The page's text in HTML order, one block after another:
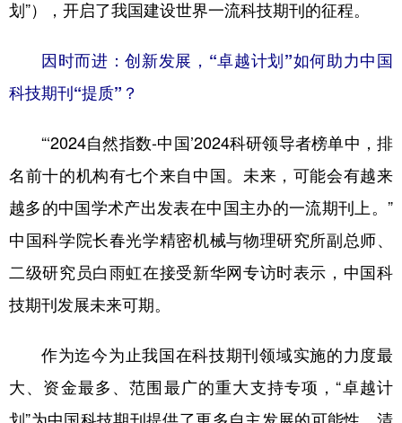
城市 旅游 能源 会展
彩票 娱乐 时尚 悦读
公益 一带一路
北京 天津 河北 山西
辽宁 吉林 上海 江苏
浙江 安徽
山东 河南 湖北 湖南
广东 广西 海南 重庆
划”），开启了我国建设世界一流科技期刊的征程。
因时而进：创新发展，“卓越计划”如何助力中国
科技期刊“提质”？
“‘2024自然指数-中国’2024科研领导者榜单中，排
名前十的机构有七个来自中国。未来，可能会有越来
越多的中国学术产出发表在中国主办的一流期刊上。”
中国科学院长春光学精密机械与物理研究所副总师、
二级研究员白雨虹在接受新华网专访时表示，中国科
技期刊发展未来可期。
作为迄今为止我国在科技期刊领域实施的力度最
大、资金最多、范围最广的重大支持专项，“卓越计
划”为中国科技期刊提供了更多自主发展的可能性。清